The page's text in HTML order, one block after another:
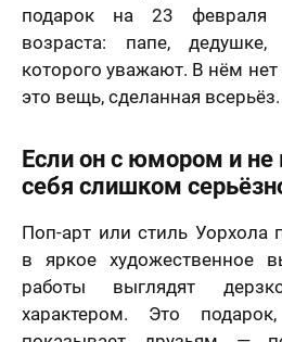
подарок на 23 февраля
возраста: папе, дедушке,
которого уважают. В нём
это вещь, сделанная всерьёз.
Если он с юмором и не
себя слишком
Поп-арт или стиль Уорхола
в яркое художественное
работы выглядят
характером. Это